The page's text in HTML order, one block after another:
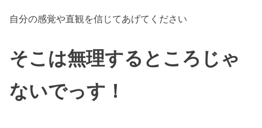
自分の感覚や直観を信じてあげてください
そこは無理するところじゃ
ないでっす！